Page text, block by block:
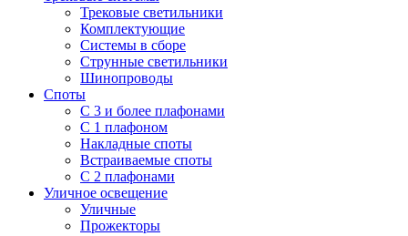
Трековые светильники
Комплектующие
Системы в сборе
Струнные светильники
Шинопроводы
Споты
С 3 и более плафонами
С 1 плафоном
Накладные споты
Встраиваемые споты
С 2 плафонами
Уличное освещение
Уличные
Прожекторы